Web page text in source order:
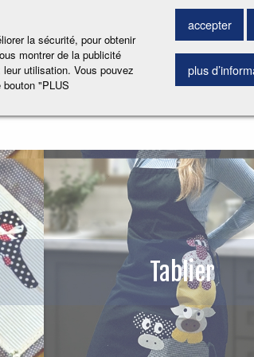
la sécurité, pour obtenir
montrer de la publicité
utilisation. Vous pouvez
"PLUS
accepter
plus
Tablier